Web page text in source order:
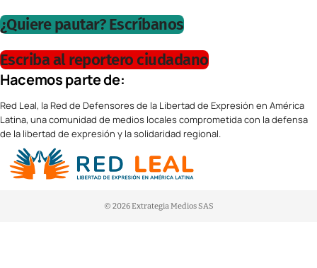
¿Quiere pautar? Escríbanos
Escriba al reportero ciudadano
Hacemos parte de:
Red Leal, la Red de Defensores de la Libertad de Expresión en América
Latina, una comunidad de medios locales comprometida con la defensa
de la libertad de expresión y la solidaridad regional.
© 2026 Extrategia Medios SAS